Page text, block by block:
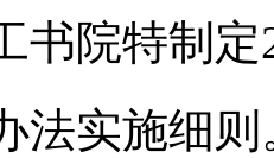
书院特制定
法实施细